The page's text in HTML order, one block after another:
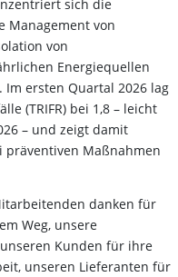
sich die
Management von
von
Energiequellen
ersten Quartal 2026 lag
(TRIFR) bei 1,8 – leicht
– und zeigt damit
präventiven Maßnahmen
danken für
Weg, unsere
Kunden für ihre
unseren Lieferanten für